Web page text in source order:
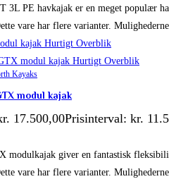
3L PE havkajak er en meget populær
vare har flere varianter.
Hurtigt Overblik
Hurtigt Overblik
Kayaks
modul kajak
17.500,00Prisinterval: kr.
modulkajak giver en fantastisk
vare har flere varianter.